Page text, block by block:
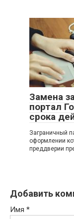
Замена
портал
срока
Заграничный
оформлении
преддверии
Добавить
Имя *